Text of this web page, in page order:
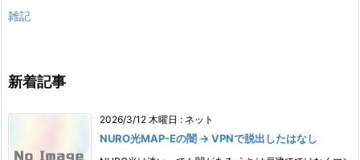
雑記
新着記事
2026/3/12 木曜日 : ネット
NURO光MAP-Eの闇 → VPNで脱出したはなし